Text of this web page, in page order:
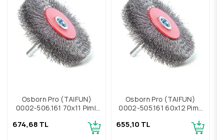
Osborn Pro (TAIFUN)
0002-506.161 70x11 Pimli
674,68 TL
Osborn Pro (TAIFUN)
0002-505.161 60x12 Pimli
655,10 TL